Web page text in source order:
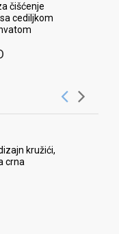
čišćenje
cediljkom
kružići,
crna